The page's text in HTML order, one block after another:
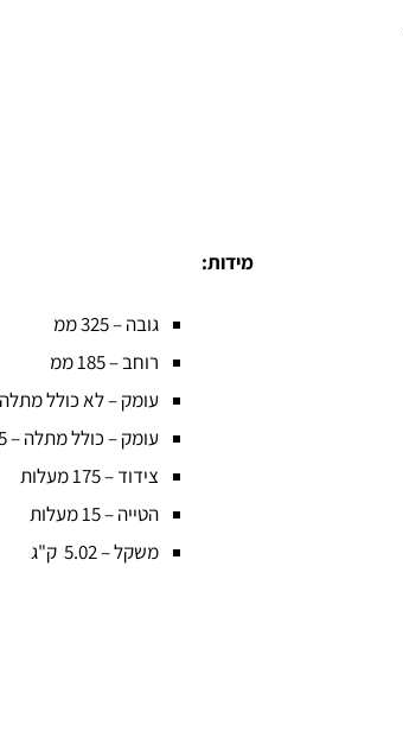
מידות:
גובה – 325 ממ
רוחב – 185 ממ
עומק – לא כולל מתלה –
עומק – כולל מתלה – 235 ממ
צידוד – 175 מעלות
הטייה – 15 מעלות
משקל – 5.02 ק"ג